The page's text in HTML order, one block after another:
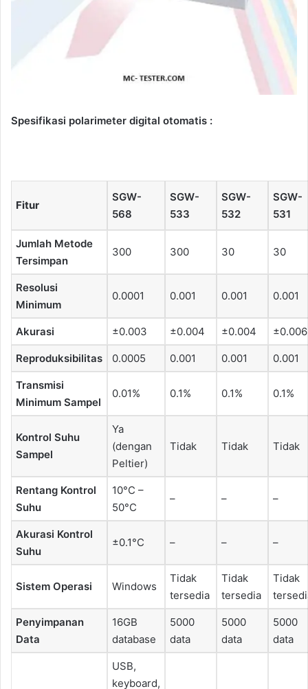
Spesifikasi polarimeter digital otomatis :
Fitur
SGW-
568
SGW-
533
SGW-
532
SGW-
531
Jumlah Metode
Tersimpan
300 300 30 30
Resolusi
Minimum
0.0001 0.001 0.001 0.001
Akurasi ±0.003 ±0.004 ±0.004 ±0.006
Reproduksibilitas 0.0005 0.001 0.001 0.001
Transmisi
Minimum Sampel
0.01% 0.1% 0.1% 0.1%
Kontrol Suhu
Sampel
Ya
(dengan
Peltier)
Tidak Tidak Tidak
Rentang Kontrol
Suhu
10°C –
50°C
– – –
Akurasi Kontrol
Suhu
±0.1°C – – –
Sistem Operasi Windows
Tidak
tersedia
Tidak
tersedia
Tidak
Penyimpanan
Data
16GB
database
5000
data
5000
data
5000
data
USB,
keyboard,